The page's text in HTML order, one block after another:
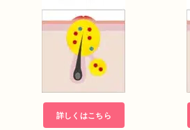
詳しくはこちら